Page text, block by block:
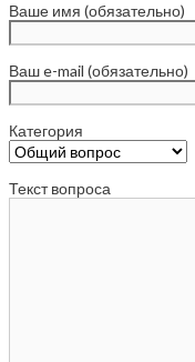
Ваше имя (обязательно)
Ваш e-mail (обязательно)
Категория
Текст вопроса